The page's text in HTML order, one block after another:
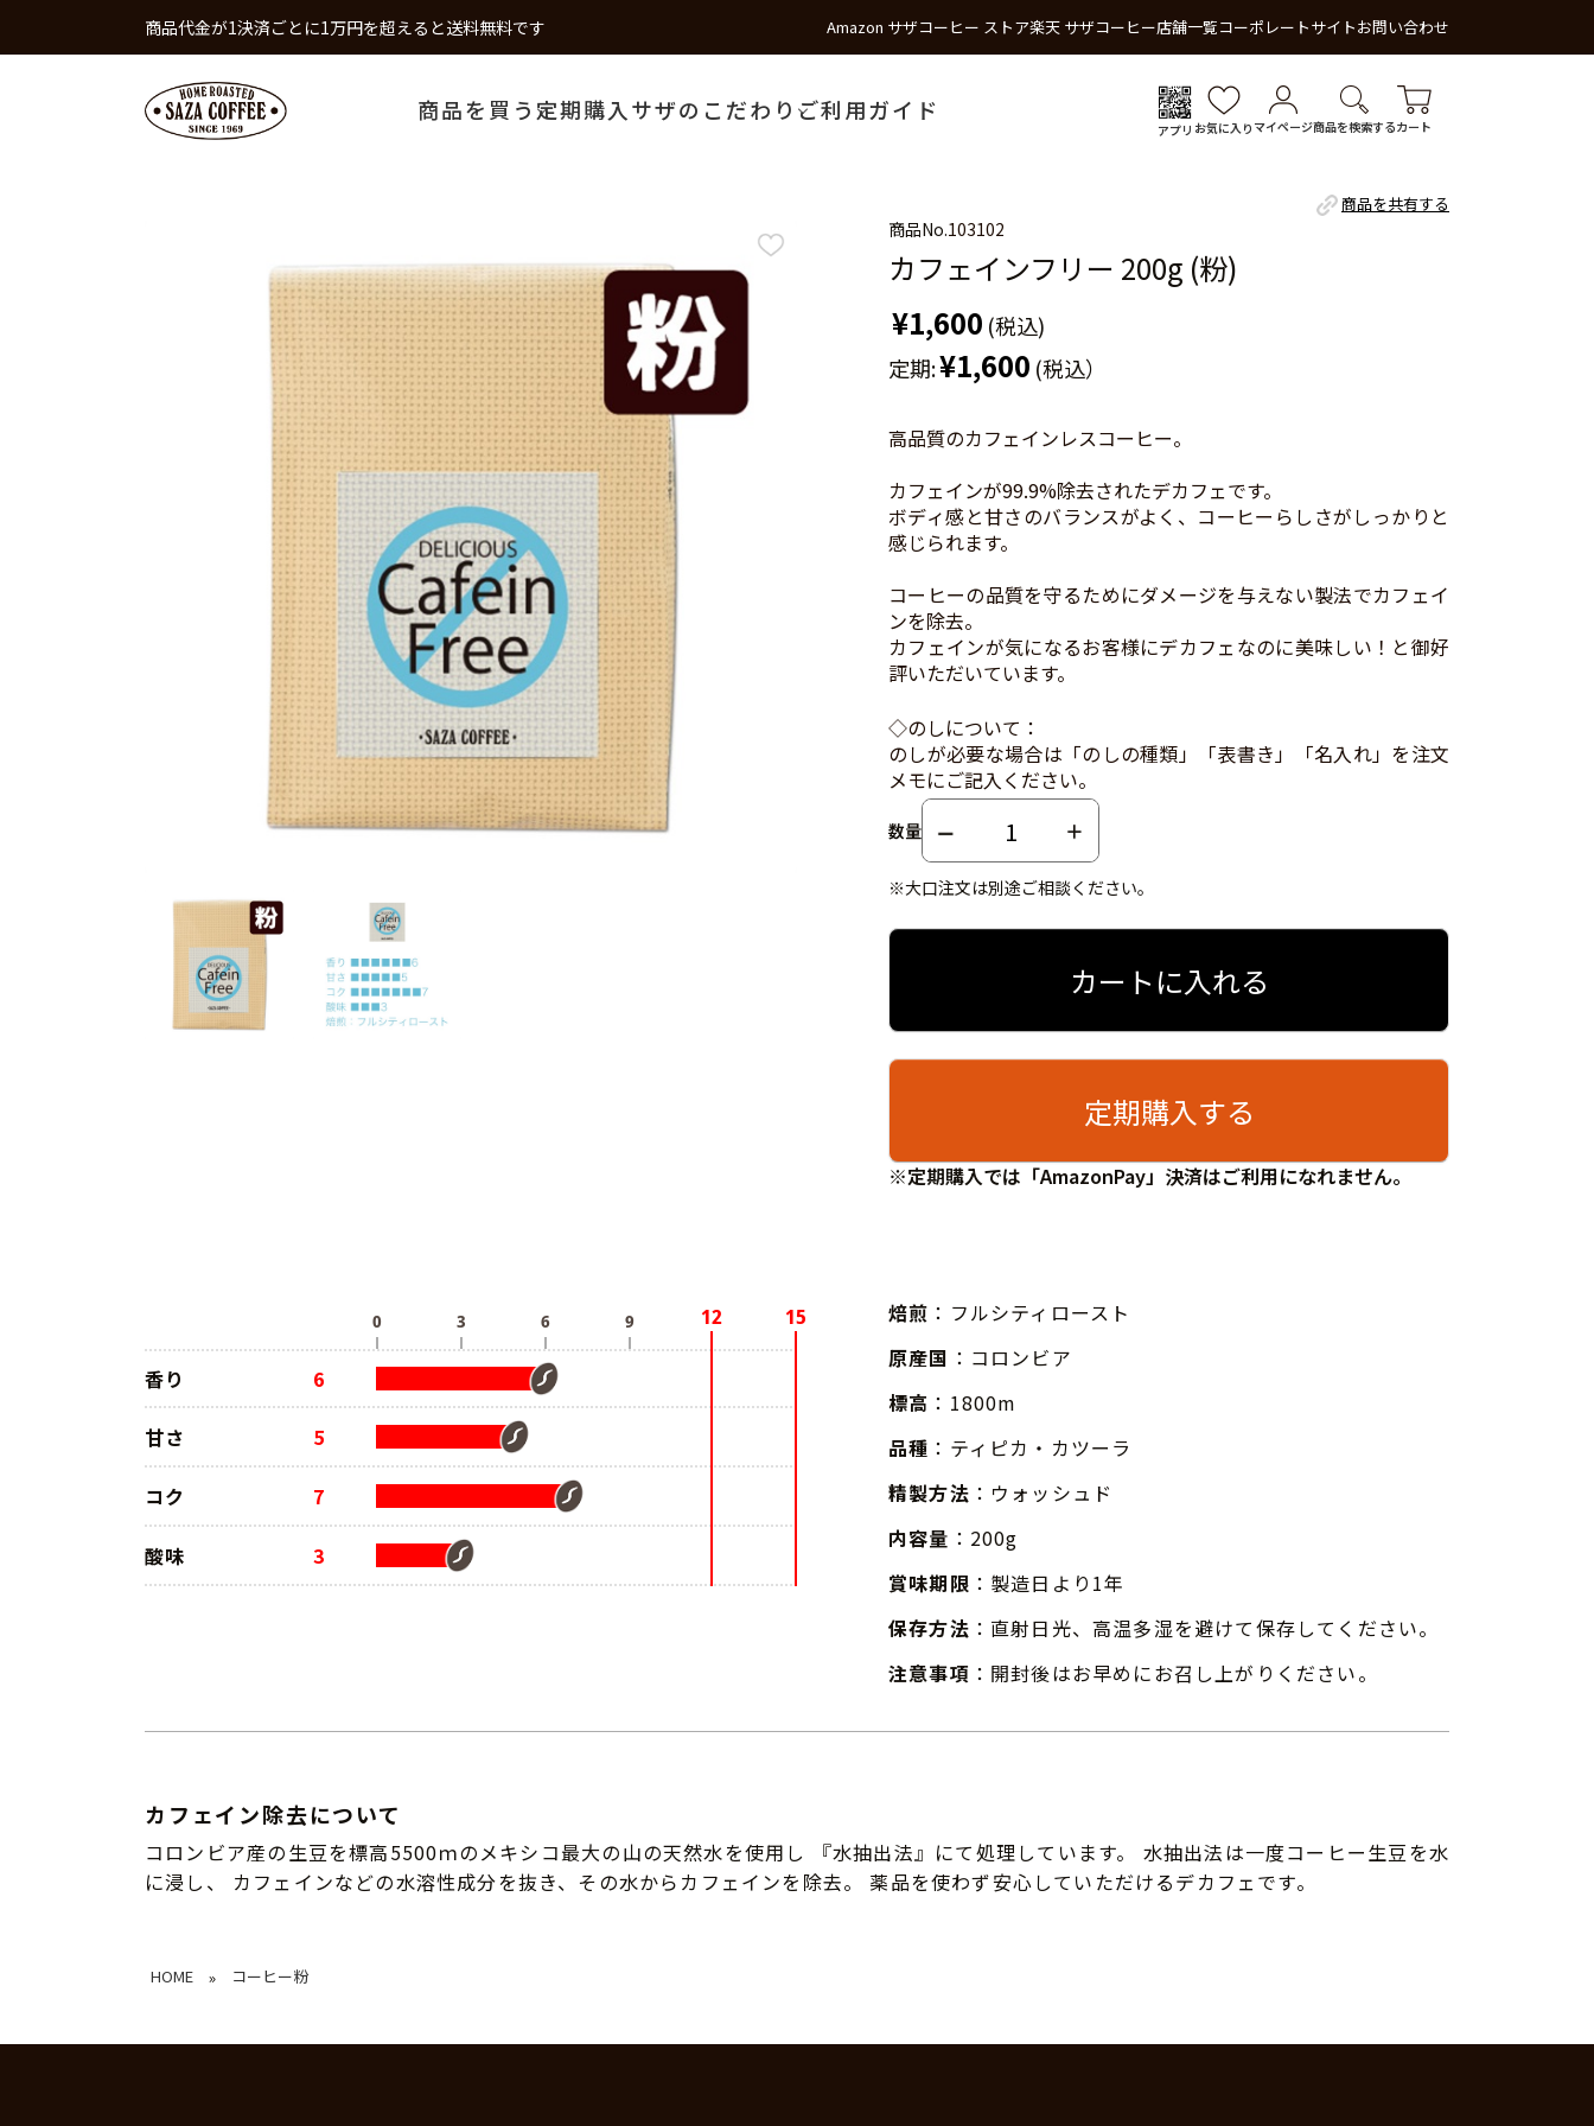
商品代金が1決済ごとに1万円を超えると送料無料です Amazon サザコーヒー ストア楽天 サザコーヒー店舗一覧コーポレートサイトお問い合わせ
商品を買う 定期購入 サザのこだわり ご利用ガイド
アプリ お気に入り マイページ商品を検索するカート
商品を共有する
商品No.103102
カフェインフリー 200g (粉)
¥1,600 (税込)
定期:¥1,600 (税込）
高品質のカフェインレスコーヒー。
カフェインが99.9%除去されたデカフェです。
ボディ感と甘さのバランスがよく、コーヒーらしさがしっかりと
感じられます。
コーヒーの品質を守るためにダメージを与えない製法でカフェイ
ンを除去。
カフェインが気になるお客様にデカフェなのに美味しい！と御好
評いただいています。
◇のしについて：
のしが必要な場合は「のしの種類」「表書き」「名入れ」を注文
メモにご記入ください。
数量
※大口注文は別途ご相談ください。
カートに入れる
定期購入する
※定期購入では「AmazonPay」決済はご利用になれません。
香り 6
甘さ 5
コク 7
酸味 3
焙煎 ：フルシティロースト
原産国 ：コロンビア
標高 ：1800m
品種 ：ティピカ・カツーラ
精製方法 ：ウォッシュド
内容量 ：200g
賞味期限 ：製造日より1年
保存方法 ：直射日光、高温多湿を避けて保存してください。
注意事項 ：開封後はお早めにお召し上がりください。
カフェイン除去について
コロンビア産の生豆を標高5500ｍのメキシコ最大の山の天然水を使用し 『水抽出法』にて処理しています。 水抽出法は一度コーヒー生豆を水
に浸し、 カフェインなどの水溶性成分を抜き、その水からカフェインを除去。 薬品を使わず安心していただけるデカフェです。
HOME » コーヒー粉